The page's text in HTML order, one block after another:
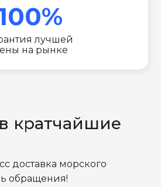
лучшей
на рынке
кратчайшие
доставка морского
обращения!